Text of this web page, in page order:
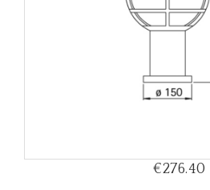
€276.40